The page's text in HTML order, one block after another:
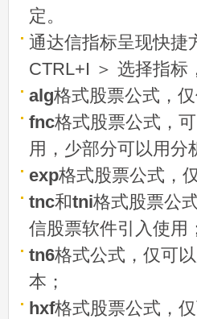
定。
通达信指标呈现快捷
CTRL+I ＞ 选择指标
alg格式股票公式，
fnc格式股票公式，
用，少部分可以用分
exp格式股票公式，
tnc和tni格式股票公
信股票软件引入使用
tn6格式公式，仅可
本；
hxf格式股票公式，